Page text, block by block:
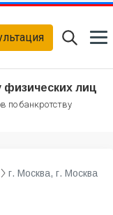
физических лиц
по банкротству
г. Москва, г. Москва